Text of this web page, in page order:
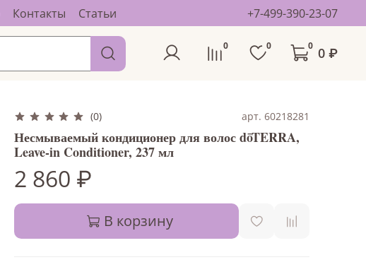
Контакты Статьи +7-499-390-23-07
0 0 0 0 ₽
(0) арт. 60218281
Несмываемый кондиционер для волос dōTERRA,
Leave-in Conditioner, 237 мл
2 860 ₽
В корзину